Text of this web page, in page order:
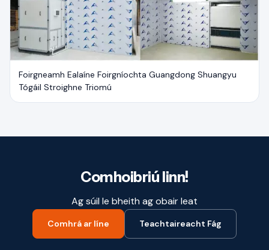
Foirgneamh Ealaíne Foirgníochta Guangdong Shuangyu
Tógáil Stroighne Triomú
Comhoibriú linn!
Ag súil le bheith ag obair leat
Comhrá ar líne Teachtaireacht Fág